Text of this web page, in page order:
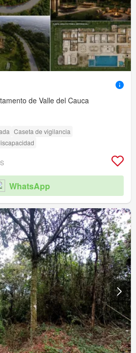
de Valle del Cauca
Caseta de vigilancia
WhatsApp